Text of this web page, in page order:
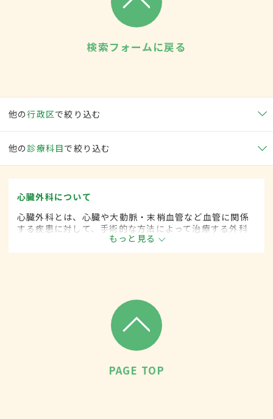
検索フォームに戻る
他の行政区で絞り込む
他の 診療科目で絞り込む
心臓外科について
心臓外科とは、心臓や大動脈・末梢血管など血管に関係
する疾患に対して、手術的な方法によって治療する外科
もっと見る
PAGE TOP